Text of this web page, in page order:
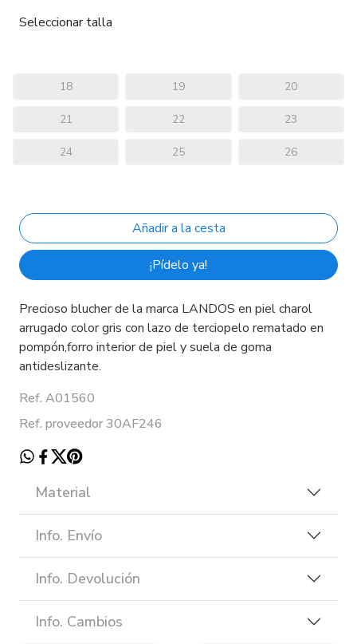
Seleccionar talla
18 19 20
21 22 23
24 25 26
¡Pídelo ya!
Precioso blucher de la marca LANDOS en piel charol
arrugado color gris con lazo de terciopelo rematado en
pompón,forro interior de piel y suela de goma
antideslizante.
Ref. A01560
Ref. proveedor 30AF246
Material
Info. Envío
Info. Devolución
Info. Cambios